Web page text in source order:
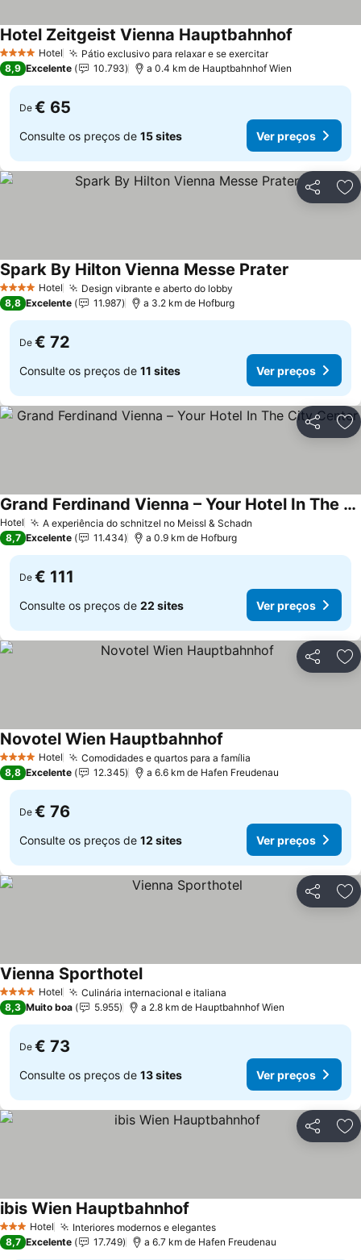
4 EstrelasHotel Pátio exclusivo para relaxar e se exercitar
Hotel Zeitgeist Vienna Hauptbahnhof
8,9 Excelente 10.793 a 0.4 km de Hauptbahnhof Wien
De € 65
Consulte os preços de 15 sites Ver preços
Partilhar
4 EstrelasHotel Design vibrante e aberto do lobby
Spark By Hilton Vienna Messe Prater
8,8 Excelente 11.987 a 3.2 km de Hofburg
De € 72
Consulte os preços de 11 sites Ver preços
Partilhar
Hotel A experiência do schnitzel no Meissl & Schadn
Grand Ferdinand Vienna – Your Hotel In The City Center
8,7 Excelente 11.434 a 0.9 km de Hofburg
De € 111
Consulte os preços de 22 sites Ver preços
Partilhar
4 EstrelasHotel Comodidades e quartos para a família
Novotel Wien Hauptbahnhof
8,8 Excelente 12.345 a 6.6 km de Hafen Freudenau
De € 76
Consulte os preços de 12 sites Ver preços
Partilhar
4 EstrelasHotel Culinária internacional e italiana
Vienna Sporthotel
8,3 Muito boa 5.955 a 2.8 km de Hauptbahnhof Wien
De € 73
Consulte os preços de 13 sites Ver preços
Partilhar
3 EstrelasHotel Interiores modernos e elegantes
ibis Wien Hauptbahnhof
8,7 Excelente 17.749 a 6.7 km de Hafen Freudenau